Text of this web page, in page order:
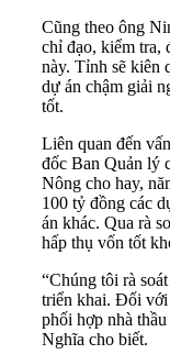
Cũng theo ông
chỉ đạo, kiểm tra,
này. Tỉnh sẽ kiên
dự án chậm giải
tốt.
Liên quan đến
đốc Ban Quản lý
Nông cho hay,
100 tỷ đồng các
án khác. Qua rà
hấp thụ vốn tốt
“Chúng tôi rà
triển khai. Đối với
phối hợp nhà
Nghĩa cho biết.